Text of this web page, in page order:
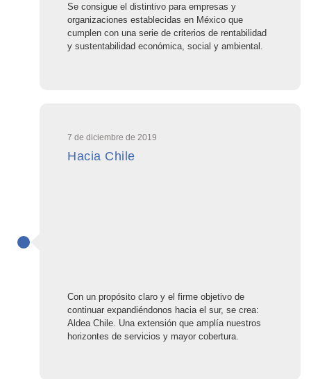
Se consigue el distintivo para empresas y
organizaciones establecidas en México que
cumplen con una serie de criterios de rentabilidad
y sustentabilidad económica, social y ambiental.​​​
7 de diciembre de 2019
Hacia Chile
Con un propósito claro y el firme objetivo de
continuar expandiéndonos hacia el sur, se crea:
Aldea Chile. Una extensión que amplía nuestros
horizontes de servicios y mayor cobertura.